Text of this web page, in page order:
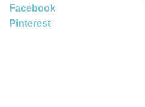
Facebook
Pinterest